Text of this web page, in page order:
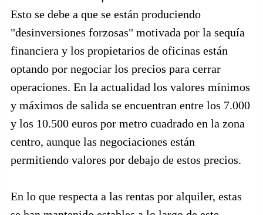
Esto se debe a que se están produciendo
"desinversiones forzosas" motivada por la sequía
financiera y los propietarios de oficinas están
optando por negociar los precios para cerrar
operaciones. En la actualidad los valores mínimos
y máximos de salida se encuentran entre los 7.000
y los 10.500 euros por metro cuadrado en la zona
centro, aunque las negociaciones están
permitiendo valores por debajo de estos precios.
En lo que respecta a las rentas por alquiler, estas